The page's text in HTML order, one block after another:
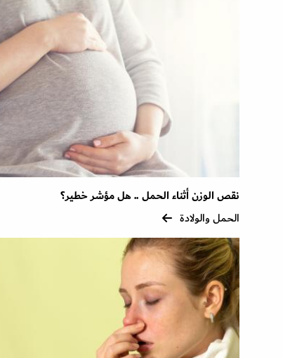
نقص الوزن أثناء الحمل .. هل مؤشر خطير؟
الحمل والولادة